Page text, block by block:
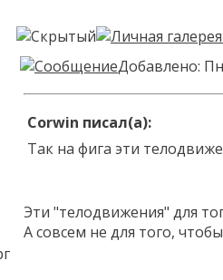
Добавлено:
Corwin писал(а):
Так на фига эти
Эти "телодвижения" для
А совсем не для того,